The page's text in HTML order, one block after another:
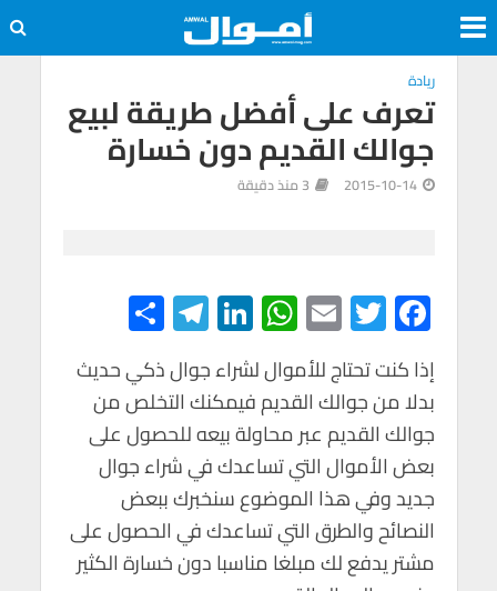
ريادة
تعرف على أفضل طريقة لبيع
جوالك القديم دون خسارة
2015-10-14 3 منذ دقيقة
F
ac
e
b
o
o
k
T
wi
tt
er
E
m
ail
W
h
at
s
A
p
p
Li
n
ke
dI
n
Te
le
gr
a
m
h
ar
e
إذا كنت تحتاج للأموال لشراء جوال ذكي حديث
بدلا من جوالك القديم فيمكنك التخلص من
جوالك القديم عبر محاولة بيعه للحصول على
بعض الأموال التي تساعدك في شراء جوال
جديد وفي هذا الموضوع سنخبرك ببعض
النصائح والطرق التي تساعدك في الحصول على
مشتر يدفع لك مبلغا مناسبا دون خسارة الكثير